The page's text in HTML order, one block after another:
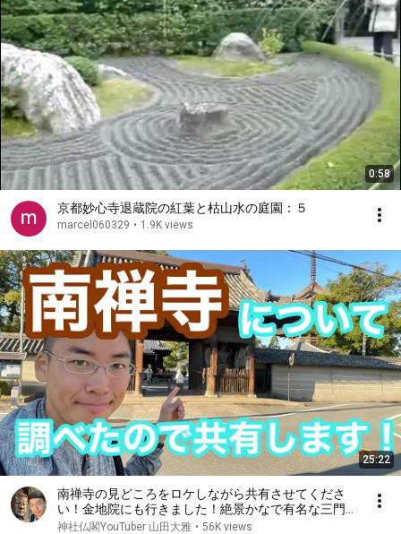
0:58
京都妙心寺退蔵院の紅葉と枯山水の庭園：５
marcel060329 • 1.9K views
25:22
南禅寺の見どころをロケしながら共有させてくださ
い！金地院にも行きました！絶景かなで有名な三門。
美しい庭園，以心崇伝の根拠地となった金地院なども
神社仏閣YouTuber 山田大雅 • 56K views